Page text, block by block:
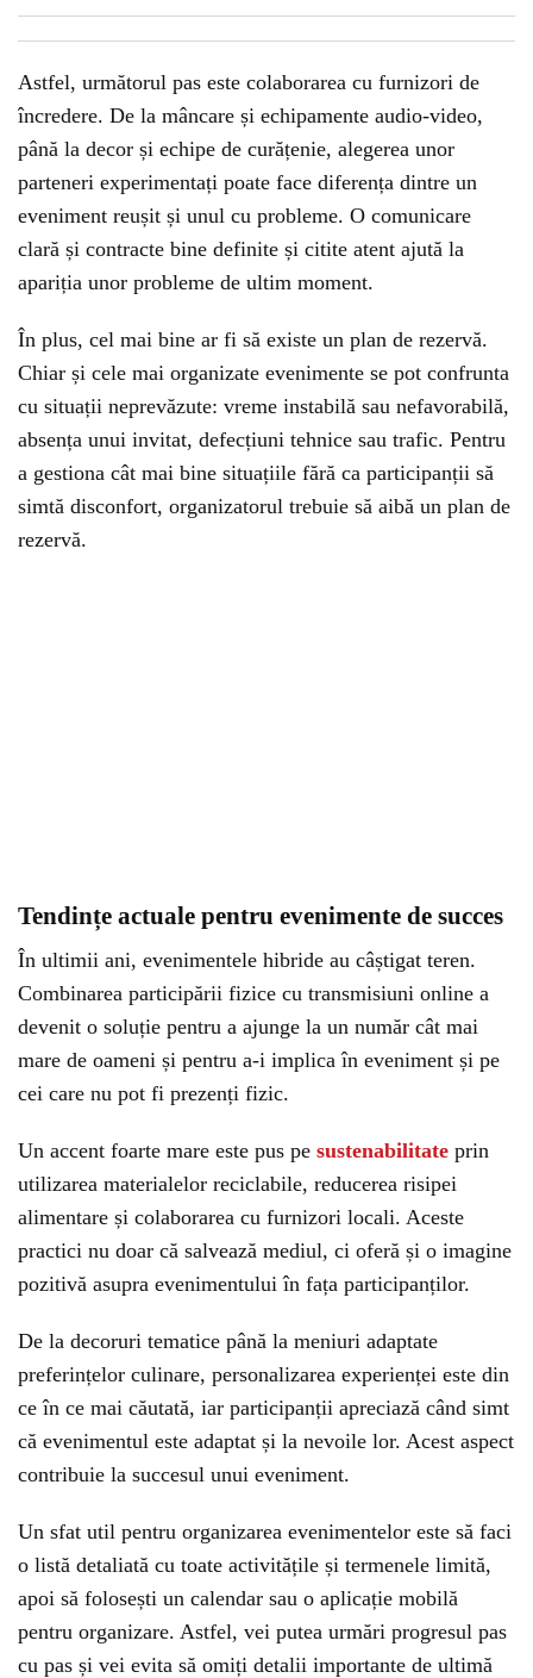
Astfel, următorul pas este colaborarea cu furnizori de
încredere. De la mâncare și echipamente audio-video,
până la decor și echipe de curățenie, alegerea unor
parteneri experimentați poate face diferența dintre un
eveniment reușit și unul cu probleme. O comunicare
clară și contracte bine definite și citite atent ajută la
apariția unor probleme de ultim moment.
În plus, cel mai bine ar fi să existe un plan de rezervă.
Chiar și cele mai organizate evenimente se pot confrunta
cu situații neprevăzute: vreme instabilă sau nefavorabilă,
absența unui invitat, defecțiuni tehnice sau trafic. Pentru
a gestiona cât mai bine situațiile fără ca participanții să
simtă disconfort, organizatorul trebuie să aibă un plan de
rezervă.
Tendințe actuale pentru evenimente de succes
În ultimii ani, evenimentele hibride au câștigat teren.
Combinarea participării fizice cu transmisiuni online a
devenit o soluție pentru a ajunge la un număr cât mai
mare de oameni și pentru a-i implica în eveniment și pe
cei care nu pot fi prezenți fizic.
Un accent foarte mare este pus pe sustenabilitate prin
utilizarea materialelor reciclabile, reducerea risipei
alimentare și colaborarea cu furnizori locali. Aceste
practici nu doar că salvează mediul, ci oferă și o imagine
pozitivă asupra evenimentului în fața participanților.
De la decoruri tematice până la meniuri adaptate
preferințelor culinare, personalizarea experienței este din
ce în ce mai căutată, iar participanții apreciază când simt
că evenimentul este adaptat și la nevoile lor. Acest aspect
contribuie la succesul unui eveniment.
Un sfat util pentru organizarea evenimentelor este să faci
o listă detaliată cu toate activitățile și termenele limită,
apoi să folosești un calendar sau o aplicație mobilă
pentru organizare. Astfel, vei putea urmări progresul pas
cu pas și vei evita să omiți detalii importante de ultimă